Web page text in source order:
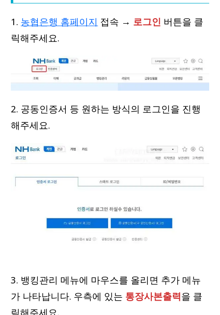
1. 농협은행 홈페이지 접속 → 로그인 버튼을 클
릭해주세요.
2. 공동인증서 등 원하는 방식의 로그인을 진행
해주세요.
3. 뱅킹관리 메뉴에 마우스를 올리면 추가 메뉴
가 나타납니다. 우측에 있는 통장사본출력을 클
릭해주세요.